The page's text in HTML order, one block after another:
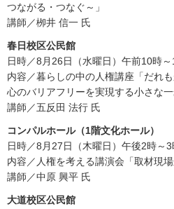
つながる・つなぐ～」
講師／栁井 信一 氏
春日校区公民館
日時／8月26日（水曜日）午前10時
内容／暮らしの中の人権講座「だれ
心のバリアフリーを実現する小さな一
講師／五反田 法行 氏
コンパルホール（1階文化ホール）
日時／8月27日（木曜日）午後2時～
内容／人権を考える講演会「取材現場
講師／中原 興平 氏
大道校区公民館